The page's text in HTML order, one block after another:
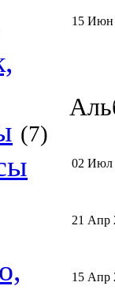
(7)
15 Июн
02 Июл
21 Апр
15 Апр